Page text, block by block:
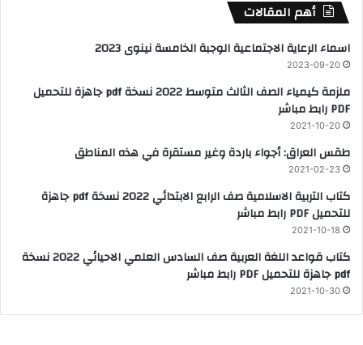
أهم المقالات
اسماء الرعاية الاجتماعية الوجبة الخامسة نينوى 2023
2023-09-20
ملزمة كيمياء الصف الثالث متوسط 2022 نسخة pdf جاهزة للتحميل
PDF رابط مباشر
2021-10-20
طقس العراق: أجواء باردة وغير مستقرة في هذه المناطق
2021-02-23
كتاب التربية الاسلامية صف الرابع الابتدائي 2022 نسخة pdf جاهزة
للتحميل PDF رابط مباشر
2021-10-18
كتاب قواعد اللغة العربية صف السادس العلمي الاحيائي 2022 نسخة
pdf جاهزة للتحميل PDF رابط مباشر
2021-10-30